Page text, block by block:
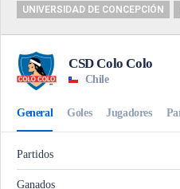
UNIVERSIDAD DE CONCEPCIÓN